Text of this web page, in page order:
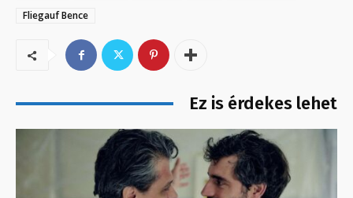
Fliegauf Bence
Ez is érdekes lehet